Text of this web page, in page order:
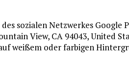
sozialen Netzwerkes Google
View, CA 94043, United
weißem oder farbigen